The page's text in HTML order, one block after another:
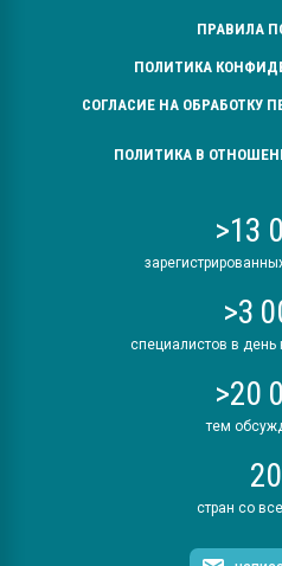
ПРАВИЛА
ПОЛИТИКА
СОГЛАСИЕ НА ОБРАБОТКУ
ПОЛИТИКА В
>13
>3
специалистов в
>20
тем
20
стран со